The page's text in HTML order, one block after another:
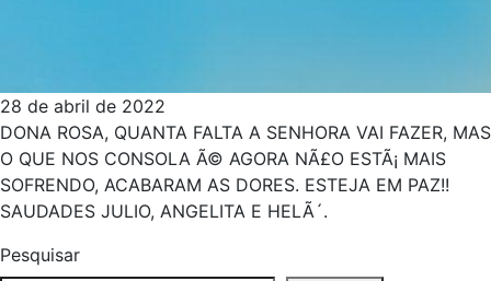
28 de abril de 2022
DONA ROSA, QUANTA FALTA A SENHORA VAI FAZER, MAS
O QUE NOS CONSOLA Ã© AGORA NÃ£O ESTÃ¡ MAIS
SOFRENDO, ACABARAM AS DORES. ESTEJA EM PAZ!!
SAUDADES JULIO, ANGELITA E HELÃ´.
Pesquisar